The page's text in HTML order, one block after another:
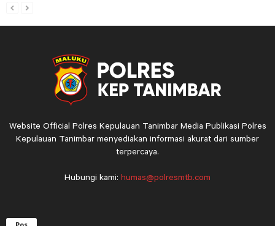
Website Official Polres Kepulauan Tanimbar Media Publikasi Polres
Kepulauan Tanimbar menyediakan informasi akurat dari sumber
terpercaya.
Hubungi kami: humas@polresmtb.com